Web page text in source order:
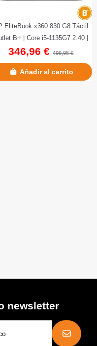
EliteBook x360 830 G8 Táctil
B+ | Core i5-1135G7 2.40 |
256 GB NVMe | 8 GB...
346,96 €499,95 €
Añadir al carrito
newsletter